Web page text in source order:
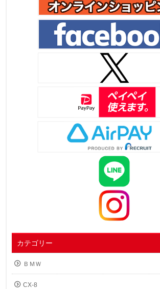
カテゴリー
ＢＭＷ
CX-8